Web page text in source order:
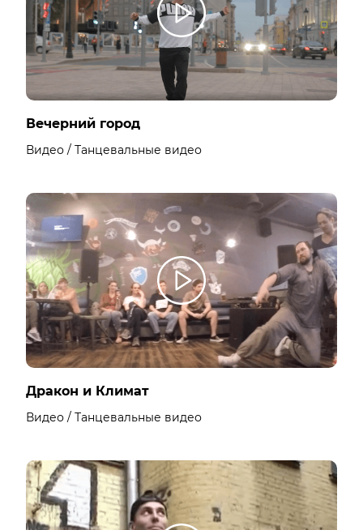
Вечерний город
Видео / Танцевальные видео
Дракон и Климат
Видео / Танцевальные видео